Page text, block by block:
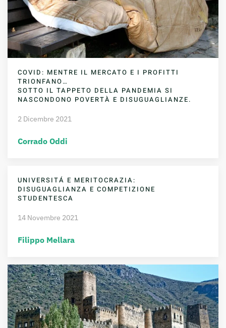
COVID: MENTRE IL MERCATO E I PROFITTI
TRIONFANO…
SOTTO IL TAPPETO DELLA PANDEMIA SI
NASCONDONO POVERTÀ E DISUGUAGLIANZE.
2 Dicembre 2021
Corrado Oddi
UNIVERSITÁ E MERITOCRAZIA:
DISUGUAGLIANZA E COMPETIZIONE
STUDENTESCA
14 Novembre 2021
Filippo Mellara